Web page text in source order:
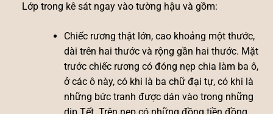
Lớp trong kê sát ngay vào tường hậu và gồm:
Chiếc rương thật lớn, cao khoảng một thước,
dài trên hai thước và rộng gần hai thước. Mặt
trước chiếc rương có đóng nẹp chia làm ba ô,
ở các ô này, có khi là ba chữ đại tự, có khi là
những bức tranh được dán vào trong những